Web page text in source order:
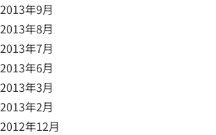
2013年9月
2013年8月
2013年7月
2013年6月
2013年3月
2013年2月
2012年12月